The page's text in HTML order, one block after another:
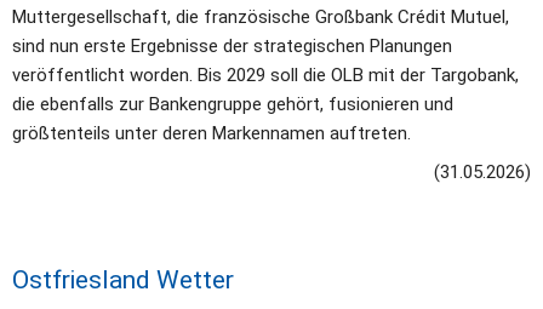
Muttergesellschaft, die französische Großbank Crédit Mutuel,
sind nun erste Ergebnisse der strategischen Planungen
veröffentlicht worden. Bis 2029 soll die OLB mit der Targobank,
die ebenfalls zur Bankengruppe gehört, fusionieren und
größtenteils unter deren Markennamen auftreten.
(31.05.2026)
Ostfriesland Wetter